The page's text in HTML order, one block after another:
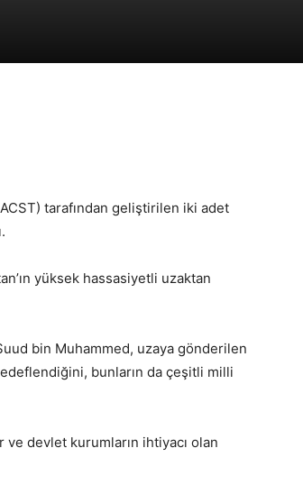
tarafından geliştirilen iki adet
yüksek hassasiyetli uzaktan
bin Muhammed, uzaya gönderilen
bunların da çeşitli milli
devlet kurumların ihtiyacı olan